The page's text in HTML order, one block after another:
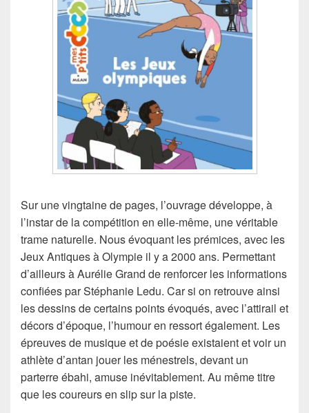
Sur une vingtaine de pages, l’ouvrage développe, à
l’instar de la compétition en elle-même, une véritable
trame naturelle. Nous évoquant les prémices, avec les
Jeux Antiques à Olympie il y a 2000 ans. Permettant
d’ailleurs à Aurélie Grand de renforcer les informations
confiées par Stéphanie Ledu. Car si on retrouve ainsi
les dessins de certains points évoqués, avec l’attirail et
décors d’époque, l’humour en ressort également. Les
épreuves de musique et de poésie existaient et voir un
athlète d’antan jouer les ménestrels, devant un
parterre ébahi, amuse inévitablement. Au même titre
que les coureurs en slip sur la piste.